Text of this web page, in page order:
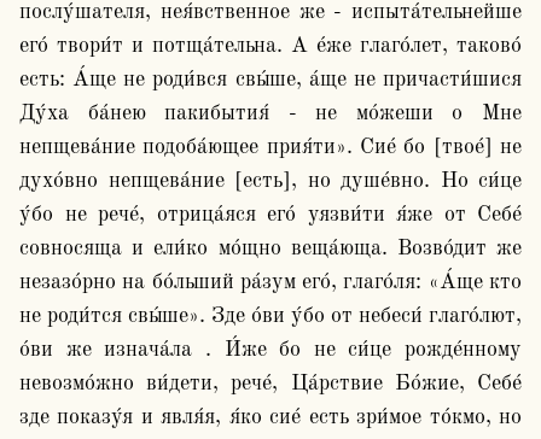
послу́шателя, нея́вственное же - испыта́тельнейше
его́ твори́т и потща́тельна. А е́же глаго́лет, таково́
есть: А́ще не роди́вся свы́ше, а́ще не причасти́шися
Ду́ха ба́нею пакибытия́ - не мо́жеши о Мне
непщева́ние подоба́ющее прия́ти». Сие́ бо [твое́] не
духо́вно непщева́ние [есть], но душе́вно. Но си́це
у́бо не рече́, отрица́яся его́ уязви́ти я́же от Себе́
совносяща и ели́ко мо́щно веща́юща. Возво́дит же
незазо́рно на бо́льший ра́зум его́, глаго́ля: «А́ще кто
не роди́тся свы́ше». Зде о́ви у́бо от небеси́ глаго́лют,
о́ви же изнача́ла . И́же бо не си́це рожде́нному
невозмо́жно ви́дети, рече́, Ца́рствие Бо́жие, Себе́
зде показу́я и явля́я, я́ко сие́ есть зри́мое то́кмо, но